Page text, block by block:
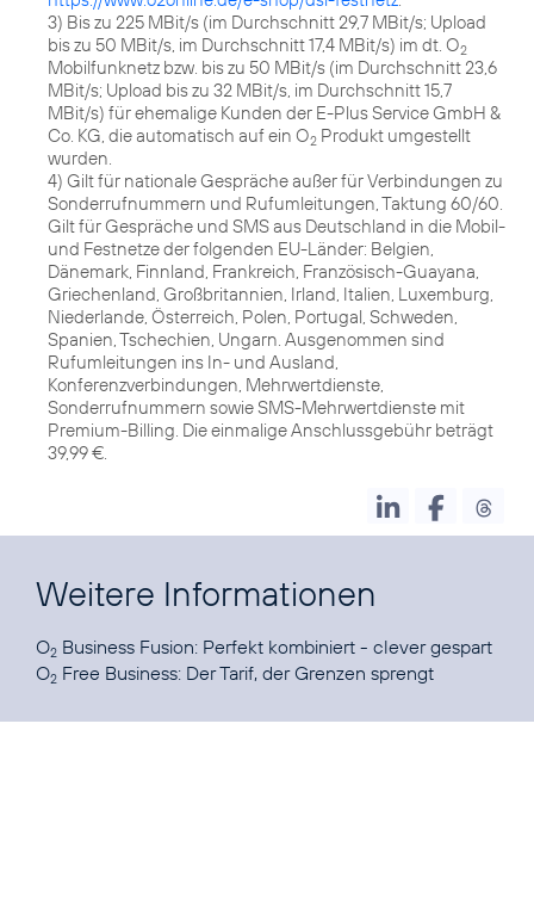
3) Bis zu 225 MBit/s (im Durchschnitt 29,7 MBit/s; Upload
bis zu 50 MBit/s, im Durchschnitt 17,4 MBit/s) im dt. O2
Mobilfunknetz bzw. bis zu 50 MBit/s (im Durchschnitt 23,6
MBit/s; Upload bis zu 32 MBit/s, im Durchschnitt 15,7
MBit/s) für ehemalige Kunden der E-Plus Service GmbH &
Co. KG, die automatisch auf ein O2 Produkt umgestellt
wurden.
4) Gilt für nationale Gespräche außer für Verbindungen zu
Sonderrufnummern und Rufumleitungen, Taktung 60/60.
Gilt für Gespräche und SMS aus Deutschland in die Mobil-
und Festnetze der folgenden EU-Länder: Belgien,
Dänemark, Finnland, Frankreich, Französisch-Guayana,
Griechenland, Großbritannien, Irland, Italien, Luxemburg,
Niederlande, Österreich, Polen, Portugal, Schweden,
Spanien, Tschechien, Ungarn. Ausgenommen sind
Rufumleitungen ins In- und Ausland,
Konferenzverbindungen, Mehrwertdienste,
Sonderrufnummern sowie SMS-Mehrwertdienste mit
Premium-Billing. Die einmalige Anschlussgebühr beträgt
39,99 €.
Weitere Informationen
O2 Business Fusion: Perfekt kombiniert - clever gespart
O2 Free Business: Der Tarif, der Grenzen sprengt